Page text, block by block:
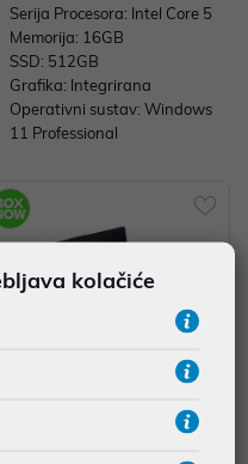
Serija Procesora: Intel Core 5
Memorija: 16GB
SSD: 512GB
Grafika: Integrirana
Operativni sustav: Windows
11 Professional
kolačiće